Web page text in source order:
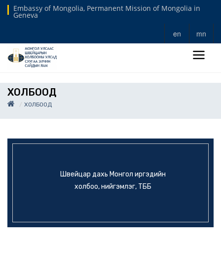
Embassy of Mongolia, Permanent Mission of Mongolia in
Geneva
en mn
ХОЛБООД
ХОЛБООД
Швейцар дахь Монгол иргэдийн
холбоо, нийгэмлэг, ТББ